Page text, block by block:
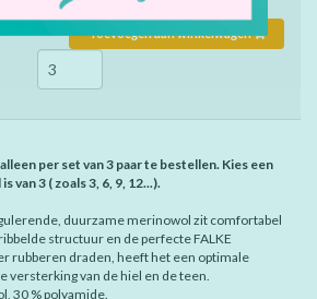
Toevoegen aan winkelwagen
per set van 3 paar te bestellen. Kies een
van 3 ( zoals 3, 6, 9, 12...).
duurzame merinowol zit comfortabel
structuur en de perfecte FALKE
rubberen draden, heeft het een optimale
versterking van de hiel en de teen.
30 % polyamide.